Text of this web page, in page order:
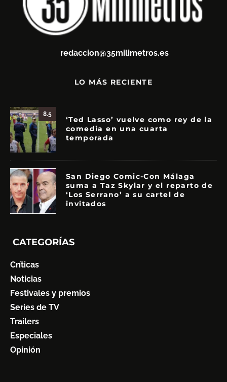
redaccion@35milimetros.es
LO MÁS RECIENTE
8.5
‘Ted Lasso’ vuelve como rey de la
comedia en una cuarta
temporada
San Diego Comic-Con Málaga
suma a Taz Skylar y el reparto de
‘Los Serrano’ a su cartel de
invitados
CATEGORÍAS
Críticas
Noticias
Festivales y premios
Series de TV
Trailers
Especiales
Opinión